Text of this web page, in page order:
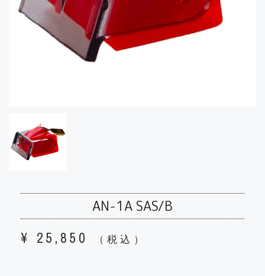
AN-1A SAS/B
¥ 25,850 （税込）